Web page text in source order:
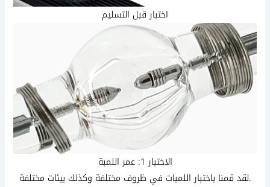
اختبار قبل التسليم
الاختبار 1: عمر اللمبة
لقد قمنا باختبار اللمبات في ظروف مختلفة وكذلك بيئات مختلفة.